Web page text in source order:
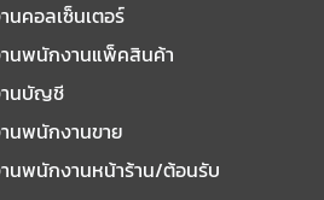
นคอลเซ็นเตอร์
านพนักงานแพ็คสินค้า
านบัญชี
นพนักงานขาย
นพนักงานหน้าร้าน/ต้อนรับ